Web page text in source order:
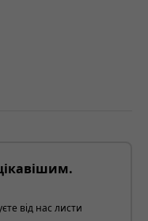
від нас листи